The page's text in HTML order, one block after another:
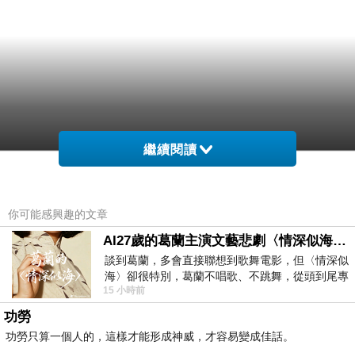
繼續閱讀
你可能感興趣的文章
AI27歲的葛蘭主演文藝悲劇〈情深似海〉 #戀上老電影 #葛蘭 #粟子
談到葛蘭，多會直接聯想到歌舞電影，但〈情深似
海〉卻很特別，葛蘭不唱歌、不跳舞，從頭到尾專
心演戲。拍攝期間，經常工作超過12個鐘
15 小時前
功勞
功勞只算一個人的，這樣才能形成神威，才容易變成佳話。